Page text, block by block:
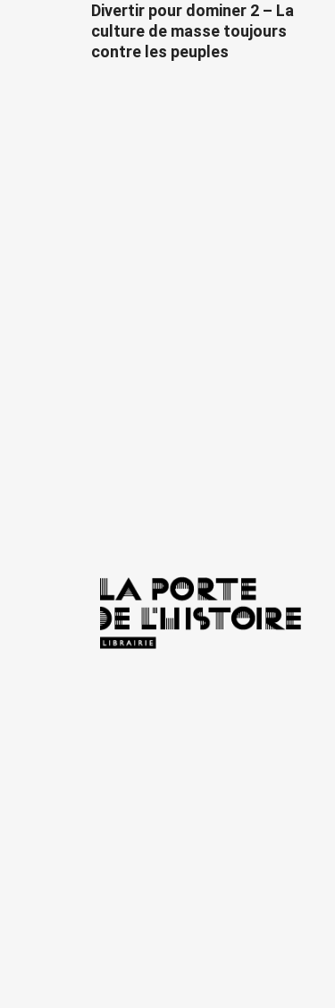
Divertir pour dominer 2 – La
culture de masse toujours
contre les peuples